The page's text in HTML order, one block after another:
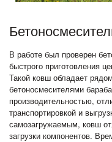
В работе был проверен
быстрого приготовления
Такой ковш обладает
бетоносмесителями
производительностью,
транспортировкой и
самозагружаемым, ковш
загрузки компонентов.